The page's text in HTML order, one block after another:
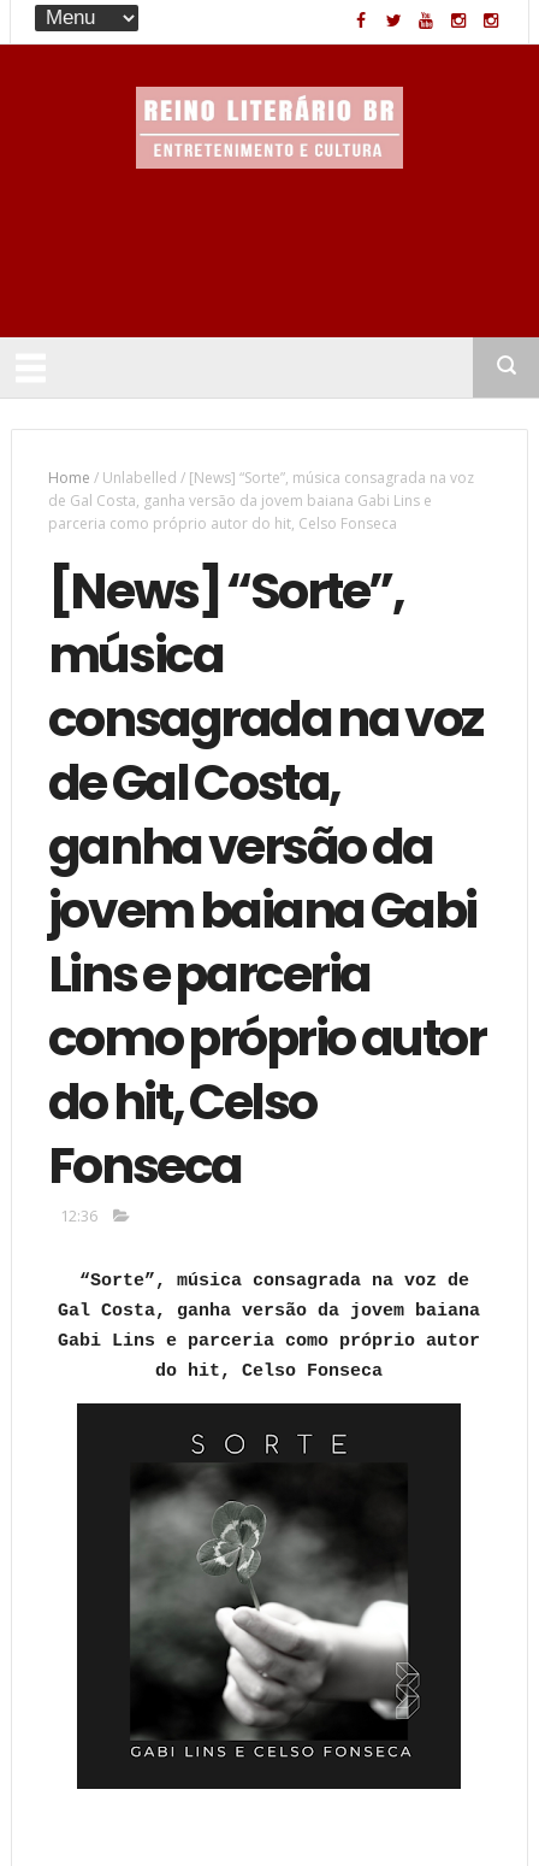
Home /Unlabelled / [News] “Sorte”, música consagrada na voz
de Gal Costa, ganha versão da jovem baiana Gabi Lins e
parceria como próprio autor do hit, Celso Fonseca
[News] “Sorte”,
música
consagrada na voz
de Gal Costa,
ganha versão da
jovem baiana Gabi
Lins e parceria
como próprio autor
do hit, Celso
Fonseca
12:36
“Sorte”, música consagrada na voz de
Gal Costa, ganha versão da jovem baiana
Gabi Lins e parceria como próprio autor
do hit, Celso Fonseca